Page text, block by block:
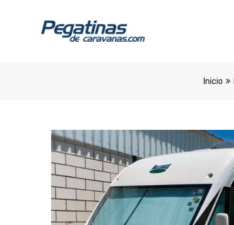
Inicio